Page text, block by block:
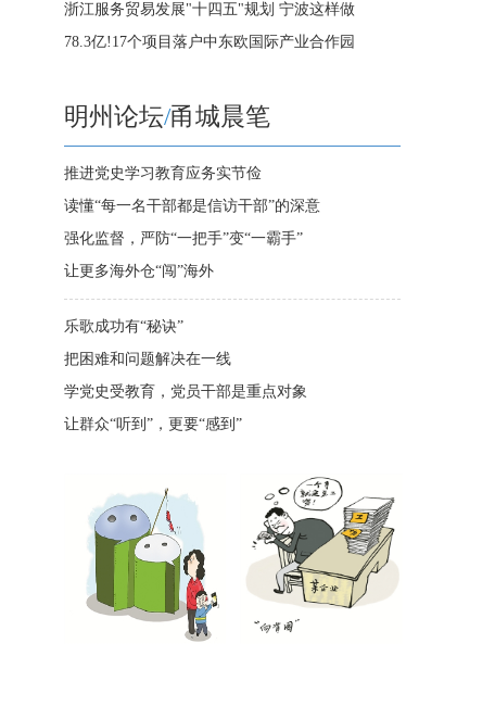
浙江服务贸易发展"十四五"规划 宁波这样做
78.3亿!17个项目落户中东欧国际产业合作园
明州论坛/甬城晨笔
推进党史学习教育应务实节俭
读懂“每一名干部都是信访干部”的深意
强化监督，严防“一把手”变“一霸手”
让更多海外仓“闯”海外
乐歌成功有“秘诀”
把困难和问题解决在一线
学党史受教育，党员干部是重点对象
让群众“听到”，更要“感到”